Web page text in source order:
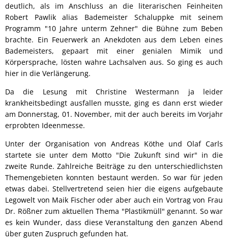
deutlich, als im Anschluss an die literarischen Feinheiten
Robert Pawlik alias Bademeister Schaluppke mit seinem
Programm "10 Jahre unterm Zehner" die Bühne zum Beben
brachte. Ein Feuerwerk an Anekdoten aus dem Leben eines
Bademeisters, gepaart mit einer genialen Mimik und
Körpersprache, lösten wahre Lachsalven aus. So ging es auch
hier in die Verlängerung.
Da die Lesung mit Christine Westermann ja leider
krankheitsbedingt ausfallen musste, ging es dann erst wieder
am Donnerstag, 01. November, mit der auch bereits im Vorjahr
erprobten Ideenmesse.
Unter der Organisation von Andreas Köthe und Olaf Carls
startete sie unter dem Motto "Die Zukunft sind wir" in die
zweite Runde. Zahlreiche Beiträge zu den unterschiedlichsten
Themengebieten konnten bestaunt werden. So war für jeden
etwas dabei. Stellvertretend seien hier die eigens aufgebaute
Legowelt von Maik Fischer oder aber auch ein Vortrag von Frau
Dr. Rößner zum aktuellen Thema "Plastikmüll" genannt. So war
es kein Wunder, dass diese Veranstaltung den ganzen Abend
über guten Zuspruch gefunden hat.